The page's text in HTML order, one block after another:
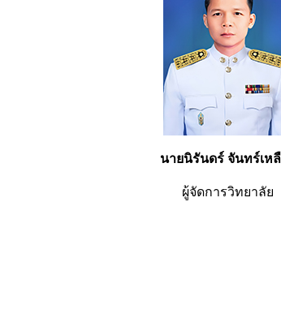
นายนิรันดร์ จันทร์เห
ผู้จัดการวิทยาลัย